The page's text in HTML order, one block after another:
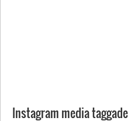
Instagram media